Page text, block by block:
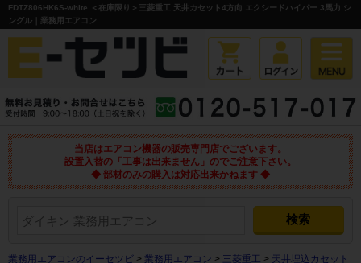
FDTZ806HK6S-white ＜在庫限り＞三菱重工 天井カセット4方向 エクシードハイパー 3馬力 シ
ングル｜業務用エアコン
当店はエアコン機器の販売専門店でございます。
設置入替の「工事は出来ません」のでご注意下さい。
◆ 部材のみの購入は対応出来かねます ◆
業務用エアコンのイーセツビ > 業務用エアコン > 三菱重工 > 天井埋込カセット